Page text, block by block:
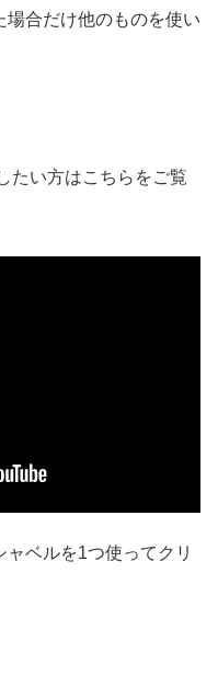
場合だけ他のものを使い
たい方はこちらをご覧
ベルを1つ使ってクリ